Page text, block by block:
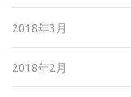
2018年3月
2018年2月